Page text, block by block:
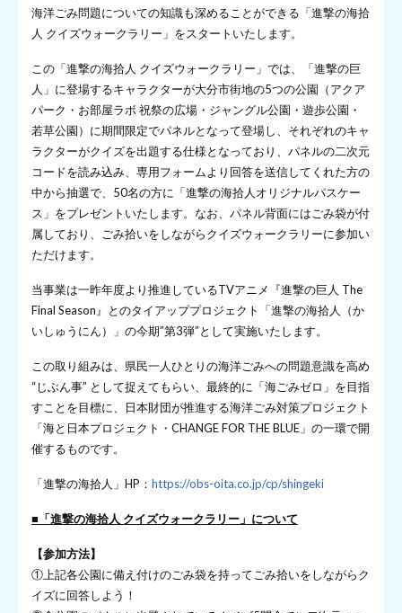
海洋ごみ問題についての知識も深めることができる「進撃の海拾
人 クイズウォークラリー」をスタートいたします。
この「進撃の海拾人 クイズウォークラリー」では、「進撃の巨
人」に登場するキャラクターが大分市街地の5つの公園（アクア
パーク・お部屋ラボ 祝祭の広場・ジャングル公園・遊歩公園・
若草公園）に期間限定でパネルとなって登場し、それぞれのキャ
ラクターがクイズを出題する仕様となっており、パネルの二次元
コードを読み込み、専用フォームより回答を送信してくれた方の
中から抽選で、50名の方に「進撃の海拾人オリジナルパスケー
ス」をプレゼントいたします。なお、パネル背面にはごみ袋が付
属しており、ごみ拾いをしながらクイズウォークラリーに参加い
ただけます。
当事業は一昨年度より推進しているTVアニメ『進撃の巨人 The
Final Season』とのタイアッププロジェクト「進撃の海拾人（か
いしゅうにん）」の今期”第3弾”として実施いたします。
この取り組みは、県民一人ひとりの海洋ごみへの問題意識を高め
“じぶん事” として捉えてもらい、最終的に「海ごみゼロ」を目指
すことを目標に、日本財団が推進する海洋ごみ対策プロジェクト
「海と日本プロジェクト・CHANGE FOR THE BLUE」の一環で開
催するものです。
「進撃の海拾人」HP： https://obs-oita.co.jp/cp/shingeki
■「進撃の海拾人 クイズウォークラリー」について
【参加方法】
①上記各公園に備え付けのごみ袋を持ってごみ拾いをしながらク
イズに回答しよう！